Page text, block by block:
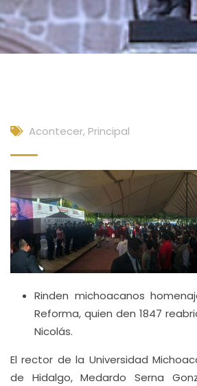
Acontecer, Principal
Rinden michoacanos
Reforma, quien den 1847
Nicolás.
El rector de la Universidad
de Hidalgo, Medardo Serna